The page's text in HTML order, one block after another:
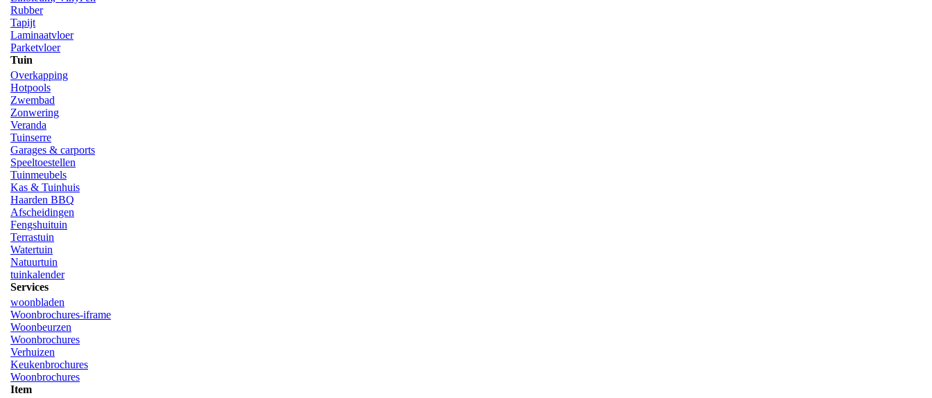
Rubber
Tapijt
Laminaatvloer
Parketvloer
Tuin
Overkapping
Hotpools
Zwembad
Zonwering
Veranda
Tuinserre
Garages & carports
Speeltoestellen
Tuinmeubels
Kas & Tuinhuis
Haarden BBQ
Afscheidingen
Fengshuituin
Terrastuin
Watertuin
Natuurtuin
tuinkalender
Services
woonbladen
Woonbrochures-iframe
Woonbeurzen
Woonbrochures
Verhuizen
Keukenbrochures
Woonbrochures
Item